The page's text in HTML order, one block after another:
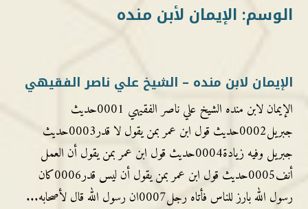
الوسم: الإيمان لأبن منده
الإيمان لابن منده – الشيخ علي ناصر الفقيهي
الإيمان لابن منده الشيخ علي ناصر الفقيهي 0001حديث
جبريل0002حديث قول ابن عمر بمن يقول لا قدر0003حديث
جبريل وفيه زيادة0004حديث قول ابن عمر بمن يقول أن العمل
أنف0005حديث قول ابن عمر بمن يقول أن ليس قدر0006كان
رسول الله بارز للناس فأتاه رجل0007ان رسول الله قال لأصحابه...